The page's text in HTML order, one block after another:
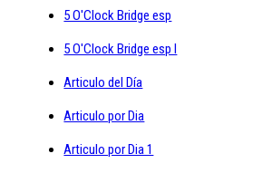
5 O'Clock Bridge esp
5 O'Clock Bridge esp I
Articulo del Día
Articulo por Dia
Articulo por Dia 1